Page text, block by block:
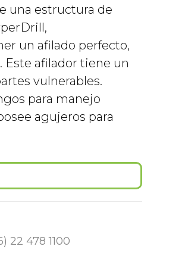
una estructura de
un afilado perfecto,
Este afilador tiene un
vulnerables.
para manejo
agujeros para
22 478 1100